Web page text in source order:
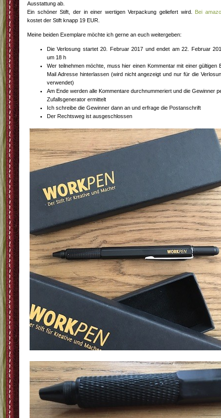
Ausstattung ab.
Ein schöner Stift, der in einer wertigen Verpackung geliefert wird. Bei
kostet der Stift knapp 19 EUR.
Meine beiden Exemplare möchte ich gerne an euch weitergeben:
Die Verlosung startet 20. Februar 2017 und endet am 22. Februar
um 18 h
Wer teilnehmen möchte, muss hier einen Kommentar mit einer gültigen
Mail Adresse hinterlassen (wird nicht angezeigt und nur für die
verwendet)
Am Ende werden alle Kommentare durchnummeriert und die Gewinner
Zufallsgenerator ermittelt
Ich schreibe die Gewinner dann an und erfrage die Postanschrift
Der Rechtsweg ist ausgeschlossen